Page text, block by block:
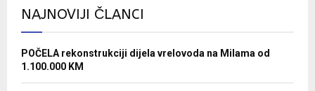
NAJNOVIJI ČLANCI
POČELA rekonstrukciji dijela vrelovoda na Milama od
1.100.000 KM